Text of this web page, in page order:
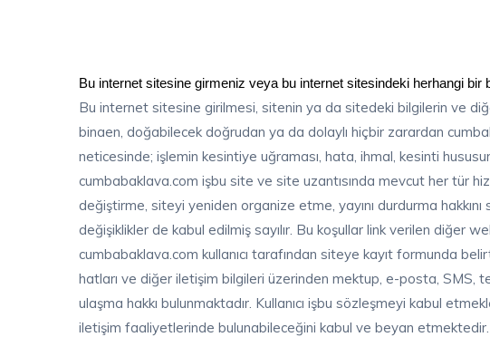
Bu internet sitesine girmeniz veya bu internet sitesindeki herhangi bir
Bu internet sitesine girilmesi, sitenin ya da sitedeki bilgilerin ve
binaen, doğabilecek doğrudan ya da dolaylı hiçbir zarardan
neticesinde; işlemin kesintiye uğraması, hata, ihmal, kesinti
cumbabaklava.com işbu site ve site uzantısında mevcut her tür
değiştirme, siteyi yeniden organize etme, yayını durdurma
değişiklikler de kabul edilmiş sayılır. Bu koşullar link verilen diğer
cumbabaklava.com kullanıcı tarafından siteye kayıt formunda
hatları ve diğer iletişim bilgileri üzerinden mektup, e-posta, SMS,
ulaşma hakkı bulunmaktadır. Kullanıcı işbu sözleşmeyi kabul
iletişim faaliyetlerinde bulunabileceğini kabul ve beyan etmektedir.